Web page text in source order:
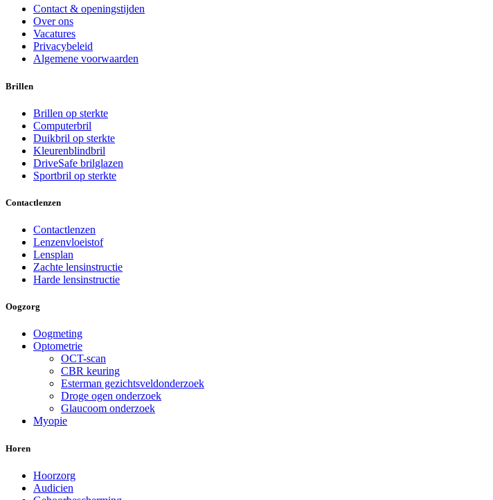
Contact & openingstijden
Over ons
Vacatures
Privacybeleid
Algemene voorwaarden
Brillen
Brillen op sterkte
Computerbril
Duikbril op sterkte
Kleurenblindbril
DriveSafe brilglazen
Sportbril op sterkte
Contactlenzen
Contactlenzen
Lenzenvloeistof
Lensplan
Zachte lensinstructie
Harde lensinstructie
Oogzorg
Oogmeting
Optometrie
OCT-scan
CBR keuring
Esterman gezichtsveldonderzoek
Droge ogen onderzoek
Glaucoom onderzoek
Myopie
Horen
Hoorzorg
Audicien